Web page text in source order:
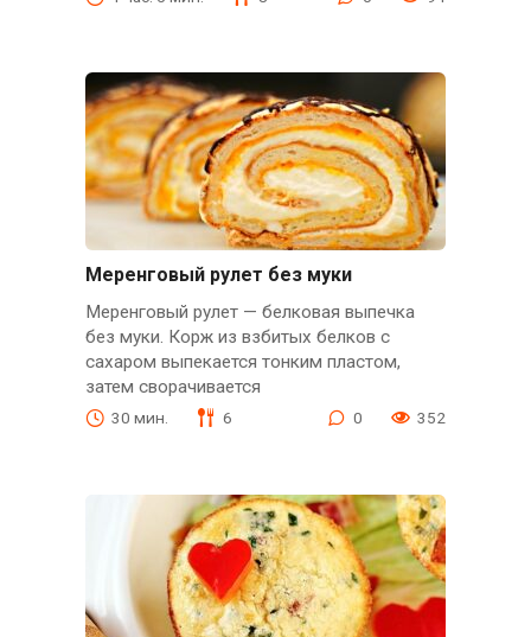
Меренговый рулет без муки
Меренговый рулет — белковая выпечка
без муки. Корж из взбитых белков с
сахаром выпекается тонким пластом,
затем сворачивается
30 мин. 6 0 352